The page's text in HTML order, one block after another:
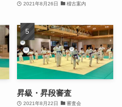
2021年8月26日 稽古案内
昇級・昇段審査
2021年8月22日 審査会